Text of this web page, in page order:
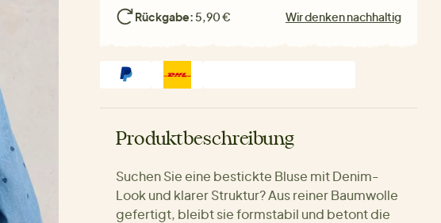
Rückgabe: 5,90 € Wir denken nachhaltig
Produktbeschreibung
Suchen Sie eine bestickte Bluse mit Denim-
Look und klarer Struktur? Aus reiner Baumwolle
gefertigt, bleibt sie formstabil und betont die